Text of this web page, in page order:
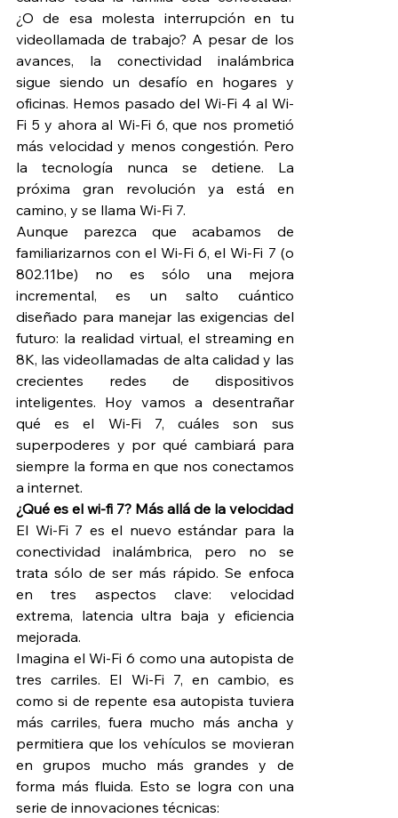
¿O de esa molesta interrupción en tu
videollamada de trabajo? A pesar de los
avances, la conectividad inalámbrica
sigue siendo un desafío en hogares y
oficinas. Hemos pasado del Wi-Fi 4 al Wi-
Fi 5 y ahora al Wi-Fi 6, que nos prometió
más velocidad y menos congestión. Pero
la tecnología nunca se detiene. La
próxima gran revolución ya está en
camino, y se llama Wi-Fi 7.
Aunque parezca que acabamos de
familiarizarnos con el Wi-Fi 6, el Wi-Fi 7 (o
802.11be) no es sólo una mejora
incremental, es un salto cuántico
diseñado para manejar las exigencias del
futuro: la realidad virtual, el streaming en
8K, las videollamadas de alta calidad y las
crecientes redes de dispositivos
inteligentes. Hoy vamos a desentrañar
qué es el Wi-Fi 7, cuáles son sus
superpoderes y por qué cambiará para
siempre la forma en que nos conectamos
a internet.
¿Qué es el wi-fi 7? Más allá de la velocidad
El Wi-Fi 7 es el nuevo estándar para la
conectividad inalámbrica, pero no se
trata sólo de ser más rápido. Se enfoca
en tres aspectos clave: velocidad
extrema, latencia ultra baja y eficiencia
mejorada.
Imagina el Wi-Fi 6 como una autopista de
tres carriles. El Wi-Fi 7, en cambio, es
como si de repente esa autopista tuviera
más carriles, fuera mucho más ancha y
permitiera que los vehículos se movieran
en grupos mucho más grandes y de
forma más fluida. Esto se logra con una
serie de innovaciones técnicas: